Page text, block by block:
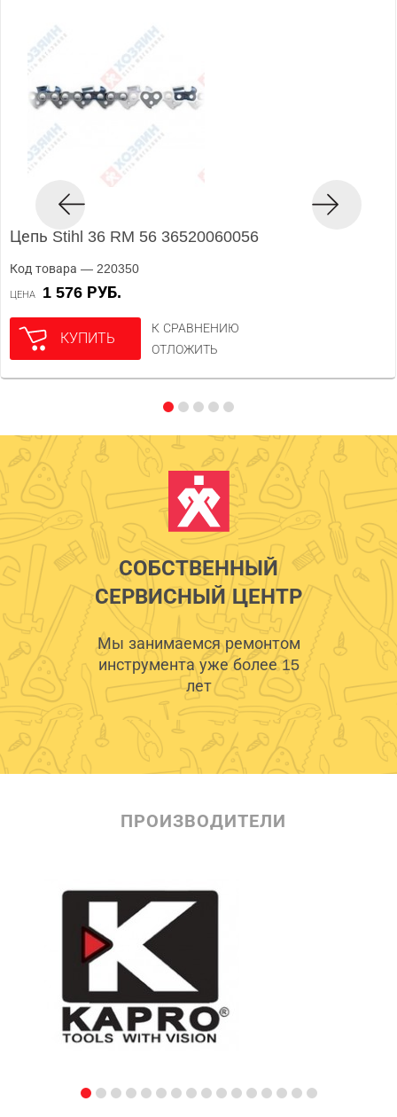
Цепь Stihl 36 RM 56 36520060056
Код товара — 220350
ЦЕНА 1 576 РУБ.
КУПИТЬ
К СРАВНЕНИЮ
ОТЛОЖИТЬ
СОБСТВЕННЫЙ
СЕРВИСНЫЙ ЦЕНТР
Мы занимаемся ремонтом
инструмента уже более 15
лет
ПРОИЗВОДИТЕЛИ